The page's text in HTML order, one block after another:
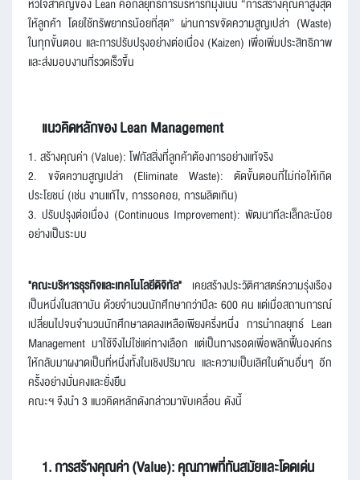
ให้ลูกค้า โดยใช้ทรัพยากรน้อยที่สุด” ผ่านการขจัดความสูญเปล่า (Waste)
ในทุกขั้นตอน และการปรับปรุงอย่างต่อเนื่อง (Kaizen) เพื่อเพิ่มประสิทธิภาพ
และส่งมอบงานที่รวดเร็วขึ้น
แนวคิดหลักของ Lean Management
1. สร้างคุณค่า (Value): โฟกัสสิ่งที่ลูกค้าต้องการอย่างแท้จริง
2. ขจัดความสูญเปล่า (Eliminate Waste): ตัดขั้นตอนที่ไม่ก่อให้เกิด
ประโยชน์ (เช่น งานแก้ไข, การรอคอย, การผลิตเกิน)
3. ปรับปรุงต่อเนื่อง (Continuous Improvement): พัฒนาทีละเล็กละน้อย
อย่างเป็นระบบ
"คณะบริหารธุรกิจและเทคโนโลยีดิจิทัล" เคยสร้างประวัติศาสตร์ความรุ่งเรือง
เป็นหนึ่งในสถาบัน ด้วยจำนวนนักศึกษากว่าปีละ 600 คน แต่เมื่อสถานการณ์
เปลี่ยนไปจนจำนวนนักศึกษาลดลงเหลือเพียงครึ่งหนึ่ง การนำกลยุทธ์ Lean
Management มาใช้จึงไม่ใช่แค่ทางเลือก แต่เป็นทางรอดเพื่อพลิกฟื้นองค์กร
ให้กลับมาผงาดเป็นที่หนึ่งทั้งในเชิงปริมาณ และความเป็นเลิศในด้านอื่นๆ อีก
ครั้งอย่างมั่นคงและยั่งยืน
คณะฯ จึงนำ 3 แนวคิดหลักดังกล่าวมาขับเคลื่อน ดังนี้
1. การสร้างคุณค่า (Value): คุณภาพที่ทันสมัยและโดดเด่น